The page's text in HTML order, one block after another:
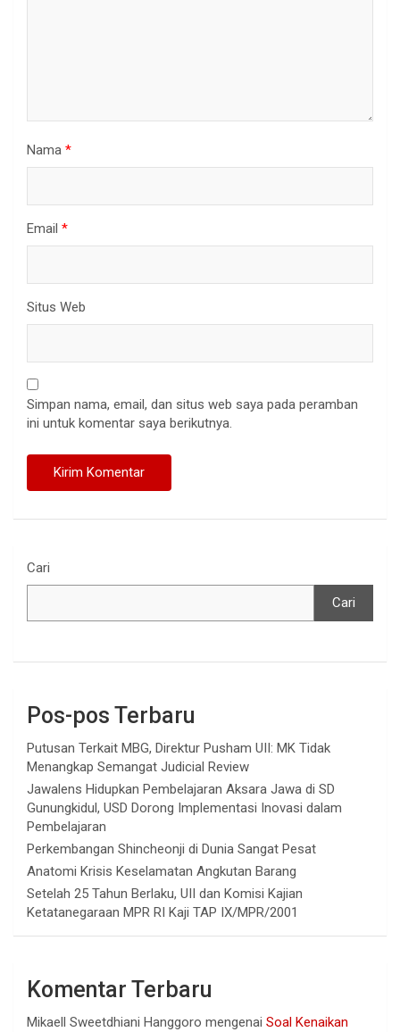
Nama *
Email *
Situs Web
Simpan nama, email, dan situs web saya pada peramban
ini untuk komentar saya berikutnya.
Cari
Cari
Pos-pos Terbaru
Putusan Terkait MBG, Direktur Pusham UII: MK Tidak
Menangkap Semangat Judicial Review
Jawalens Hidupkan Pembelajaran Aksara Jawa di SD
Gunungkidul, USD Dorong Implementasi Inovasi dalam
Pembelajaran
Perkembangan Shincheonji di Dunia Sangat Pesat
Anatomi Krisis Keselamatan Angkutan Barang
Setelah 25 Tahun Berlaku, UII dan Komisi Kajian
Ketatanegaraan MPR RI Kaji TAP IX/MPR/2001
Komentar Terbaru
Mikaell Sweetdhiani Hanggoro mengenai Soal Kenaikan